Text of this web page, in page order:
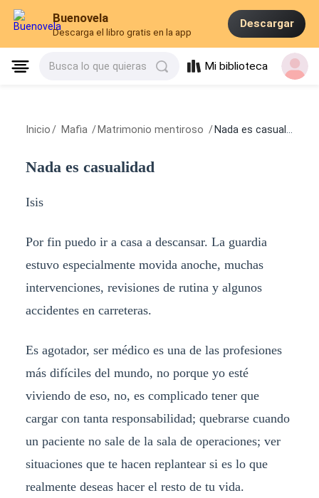
Buenovela
Descarga el libro gratis en la app
Descargar
Busca lo que quieras Mi biblioteca
Inicio / Mafia / Matrimonio mentiroso / Nada es casualidad
Nada es casualidad
Isis
Por fin puedo ir a casa a descansar. La guardia
estuvo especialmente movida anoche, muchas
intervenciones, revisiones de rutina y algunos
accidentes en carreteras.
Es agotador, ser médico es una de las profesiones
más difíciles del mundo, no porque yo esté
viviendo de eso, no, es complicado tener que
cargar con tanta responsabilidad; quebrarse cuando
un paciente no sale de la sala de operaciones; ver
situaciones que te hacen replantear si es lo que
realmente deseas hacer el resto de tu vida.